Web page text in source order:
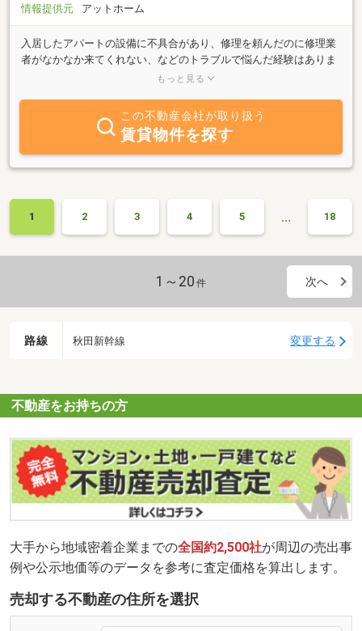
情報提供元 アットホーム
入居したアパートの設備に不具合があり、修理を頼んだのに修理業
者がなかなか来てくれない、などのトラブルで悩んだ経験はありま
せんか？アズマ不動産の物件には、こんなトラブルは起こりませ
ハウスが手掛けたものばかりだからです。不動産会社と建設会社が
密接な関係にあるからこそ実現できるサービスで快適な暮らしを提
もっと見る
この不動産会社が取り扱う
賃貸物件を探す
1 2 3 4 5 … 18
1～20 件 次へ
路線 秋田新幹線 変更する
不動産をお持ちの方
大手から地域密着企業までの全国約2,500社が周辺の売出事
例や公示地価等のデータを参考に査定価格を算出します。
売却する不動産の住所を選択